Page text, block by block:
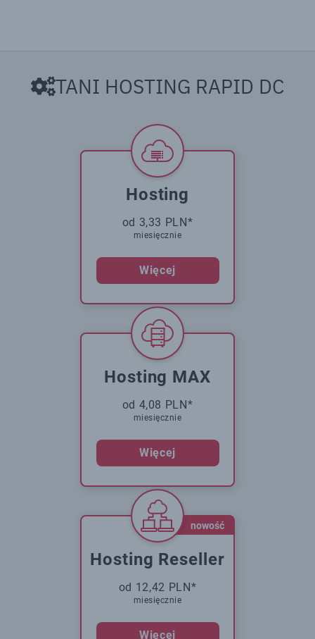
TANI HOSTING RAPID DC
Hosting
od 3,33 PLN*
miesięcznie
Więcej
Hosting MAX
od 4,08 PLN*
miesięcznie
Więcej
nowość
Hosting Reseller
od 12,42 PLN*
miesięcznie
Więcej